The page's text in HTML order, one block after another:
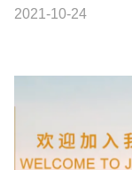
行专题法治讲座
2021-10-24